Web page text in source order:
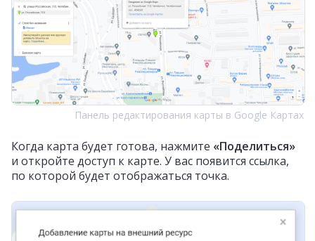
Панель редактирования карты в Google Картах
Когда карта будет готова, нажмите «Поделиться»
и откройте доступ к карте. У вас появится ссылка,
по которой будет отображаться точка.